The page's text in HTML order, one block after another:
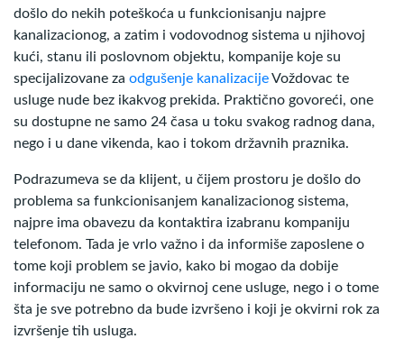
došlo do nekih poteškoća u funkcionisanju najpre
kanalizacionog, a zatim i vodovodnog sistema u njihovoj
kući, stanu ili poslovnom objektu, kompanije koje su
specijalizovane za odgušenje kanalizacijeVoždovac te
usluge nude bez ikakvog prekida. Praktično govoreći, one
su dostupne ne samo 24 časa u toku svakog radnog dana,
nego i u dane vikenda, kao i tokom državnih praznika.
Podrazumeva se da klijent, u čijem prostoru je došlo do
problema sa funkcionisanjem kanalizacionog sistema,
najpre ima obavezu da kontaktira izabranu kompaniju
telefonom. Tada je vrlo važno i da informiše zaposlene o
tome koji problem se javio, kako bi mogao da dobije
informaciju ne samo o okvirnoj cene usluge, nego i o tome
šta je sve potrebno da bude izvršeno i koji je okvirni rok za
izvršenje tih usluga.